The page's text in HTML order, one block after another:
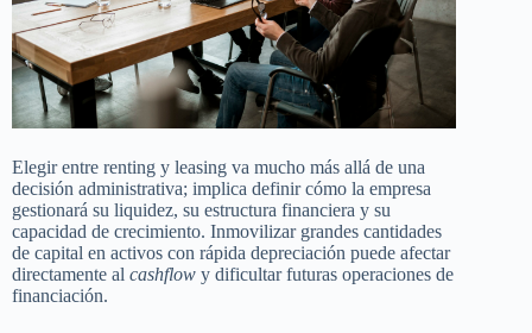
Elegir entre renting y leasing va mucho más allá de una
decisión administrativa; implica definir cómo la empresa
gestionará su liquidez, su estructura financiera y su
capacidad de crecimiento. Inmovilizar grandes cantidades
de capital en activos con rápida depreciación puede afectar
directamente al cashflow y dificultar futuras operaciones de
financiación.